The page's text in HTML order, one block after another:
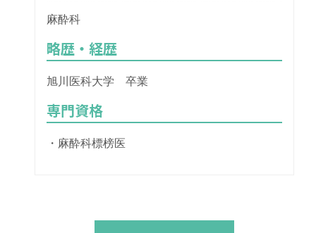
麻酔科
略歴・経歴
旭川医科大学 卒業
専門資格
・麻酔科標榜医